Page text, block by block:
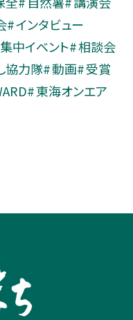
インタビュー
中イベント 相談会
協力隊 動画 受賞
東海オンエア